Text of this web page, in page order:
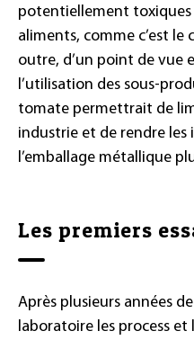
potentiellement toxiques
aliments, comme c’est le
outre, d’un point de vue
l’utilisation des sous-
tomate permettrait de
industrie et de rendre les
l’emballage métallique
Les premiers
Après plusieurs années
laboratoire les process